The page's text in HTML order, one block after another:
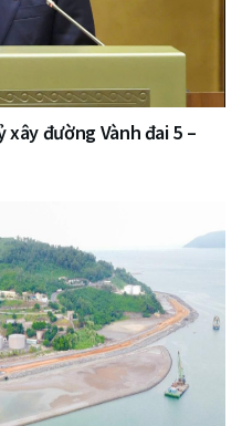
đường Vành đai 5 –